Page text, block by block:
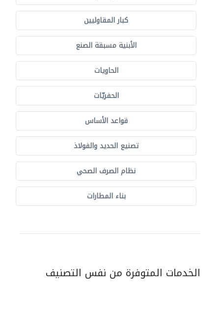
كبار المقاوليين
الأبنية مسبقة الصنع
الحاويات
الحفريّات
قواعد الأساس
تصنيع الحديد والفولاذ
نظام الصرف الصحي
بناء المطارات
الخدمات المتوفرة من نفس التصنيف